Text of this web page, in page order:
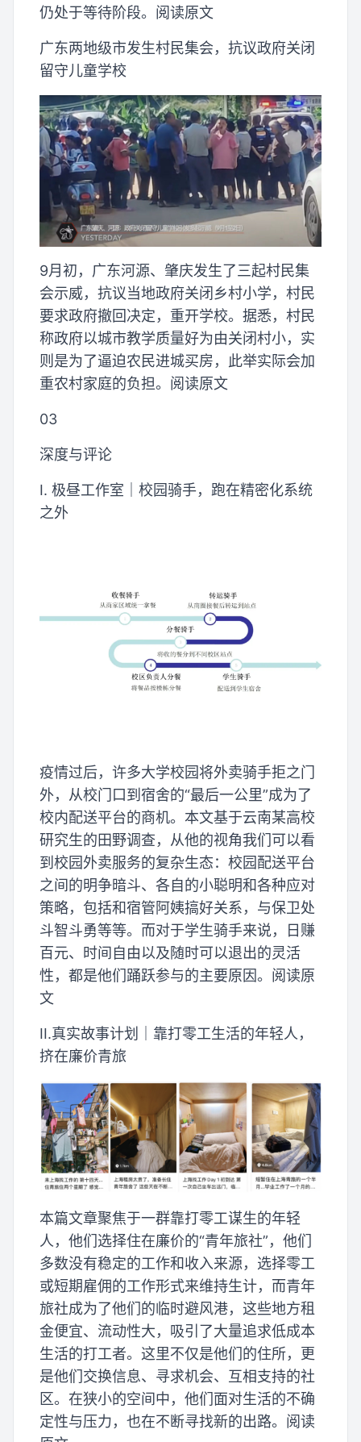
仍处于等待阶段。阅读原文
广东两地级市发生村民集会，抗议政府关闭
留守儿童学校
9月初，广东河源、肇庆发生了三起村民集
会示威，抗议当地政府关闭乡村小学，村民
要求政府撤回决定，重开学校。据悉，村民
称政府以城市教学质量好为由关闭村小，实
则是为了逼迫农民进城买房，此举实际会加
重农村家庭的负担。阅读原文
03
深度与评论
I. 极昼工作室｜校园骑手，跑在精密化系统
之外
疫情过后，许多大学校园将外卖骑手拒之门
外，从校门口到宿舍的“最后一公里”成为了
校内配送平台的商机。本文基于云南某高校
研究生的田野调查，从他的视角我们可以看
到校园外卖服务的复杂生态：校园配送平台
之间的明争暗斗、各自的小聪明和各种应对
策略，包括和宿管阿姨搞好关系，与保卫处
斗智斗勇等等。而对于学生骑手来说，日赚
百元、时间自由以及随时可以退出的灵活
性，都是他们踊跃参与的主要原因。阅读原
文
II.真实故事计划｜靠打零工生活的年轻人，
挤在廉价青旅
本篇文章聚焦于一群靠打零工谋生的年轻
人，他们选择住在廉价的“青年旅社”，他们
多数没有稳定的工作和收入来源，选择零工
或短期雇佣的工作形式来维持生计，而青年
旅社成为了他们的临时避风港，这些地方租
金便宜、流动性大，吸引了大量追求低成本
生活的打工者。这里不仅是他们的住所，更
是他们交换信息、寻求机会、互相支持的社
区。在狭小的空间中，他们面对生活的不确
定性与压力，也在不断寻找新的出路。阅读